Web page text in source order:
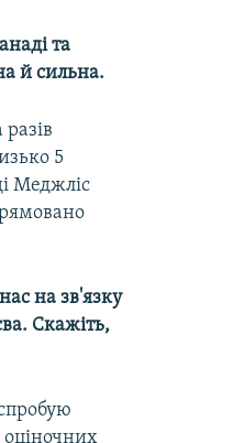
та
й сильна.
5
Меджліс
на зв'язку
Скажіть,
оціночних